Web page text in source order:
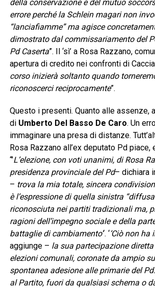
della conservazione e del mutuo
errore perché la Schlein magari non
“lanciafiamme” ma agisce
dimostrato dal commissariamento del
Pd Caserta”. Il ‘sì’ a Rosa Razzano,
apertura di credito nei confronti di
corso inizierà soltanto quando
riconoscerci reciprocamente”.
Questo i presenti. Quanto alle assenze,
diUmberto Del Basso De Caro. Un
immaginare una presa di distanze.
Rosa Razzano all’ex deputato Pd piace,
“’L’elezione, con voti unanimi, di Rosa
presidenza provinciale del Pd– dichiara
– trova la mia totale, sincera
è l’espressione di quella sinistra
riconosciuta nei partiti tradizionali ma,
ragioni dell’impegno sociale e della
battaglie di cambiamento’‘. ‘‘Ciò non ha
aggiunge – la sua partecipazione
elezioni comunali, coronate da ampio
spontanea adesione alle primarie del
al Partito, fuori da qualsiasi schema o